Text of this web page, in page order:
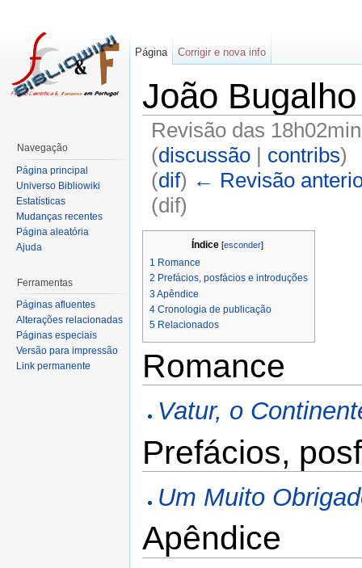
João Bugalho
Revisão das
(discussão| contribs)
(dif) ← Revisão
(dif)
Índice [esconder]
1 Romance
2 Prefácios, posfácios e introduções
3Apêndice
4 Cronologia de publicação
5 Relacionados
Romance
Vatur, o
Prefácios,
Um Muito
Apêndice
Página Corrigir e nova info
Navegação
Página principal
Universo Bibliowiki
Estatísticas
Mudanças recentes
Página aleatória
Ajuda
Ferramentas
Páginas afluentes
Alterações relacionadas
Páginas especiais
Versão para impressão
Link permanente